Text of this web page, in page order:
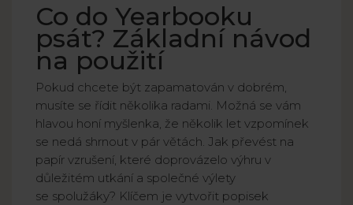
Co do Yearbooku
psát? Základní návod
na použití
Pokud chcete být zapamatován v dobrém,
musíte se řídit několika radami. Možná se vám
hlavou honí myšlenka, že několik let vzpomínek
se nedá shrnout v pár větách. Jak převést na
papír vzrušení, které doprovázelo výhru v
důležitém utkání a společné výlety
se spolužáky? Klíčem je vytvořit popisek